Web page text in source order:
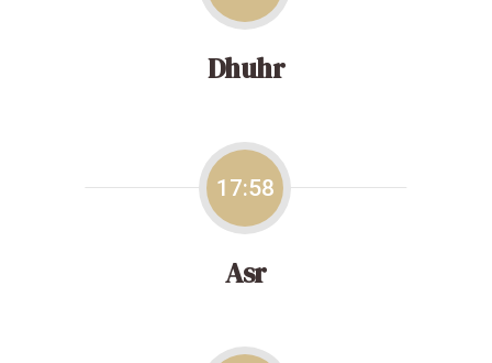
Dhuhr
17:58
Asr